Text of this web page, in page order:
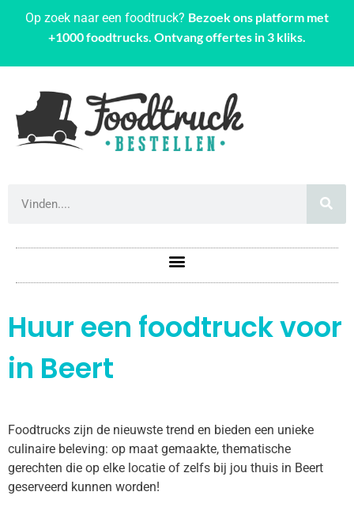
Op zoek naar een foodtruck? Bezoek ons platform met
+1000 foodtrucks. Ontvang offertes in 3 kliks.
Huur een foodtruck voor
in Beert
Foodtrucks zijn de nieuwste trend en bieden een unieke
culinaire beleving: op maat gemaakte, thematische
gerechten die op elke locatie of zelfs bij jou thuis in Beert
geserveerd kunnen worden!